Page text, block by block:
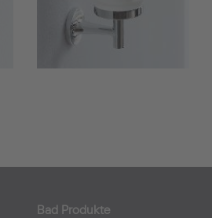
Bad Produkte